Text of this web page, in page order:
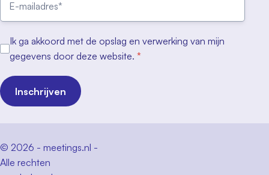
Ik ga akkoord met de opslag en verwerking van mijn
gegevens door deze website. *
Inschrijven
© 2026 - meetings.nl -
Alle rechten